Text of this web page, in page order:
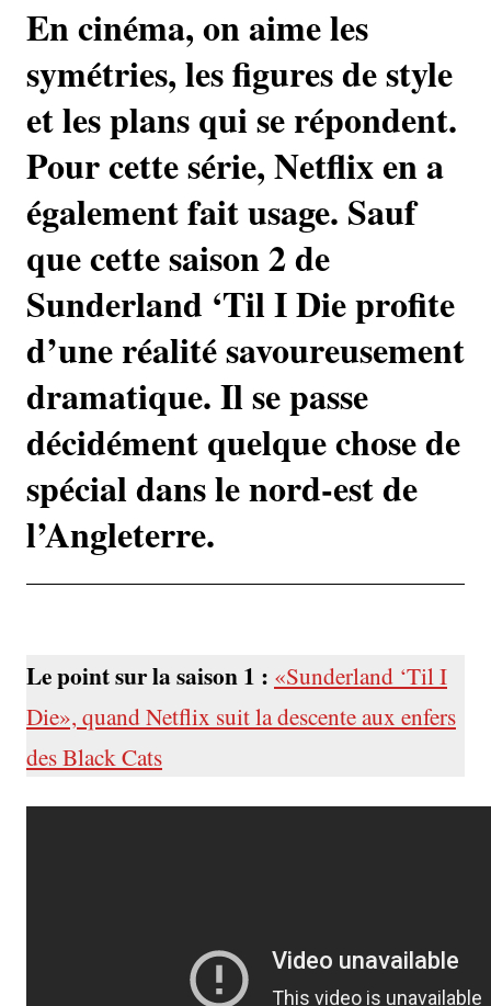
En cinéma, on aime les
symétries, les figures de style
et les plans qui se répondent.
Pour cette série, Netflix en a
également fait usage. Sauf
que cette saison 2 de
Sunderland ‘Til I Die profite
d’une réalité savoureusement
dramatique. Il se passe
décidément quelque chose de
spécial dans le nord-est de
l’Angleterre.
Le point sur la saison 1 : «Sunderland ‘Til I
Die», quand Netflix suit la descente aux enfers
des Black Cats